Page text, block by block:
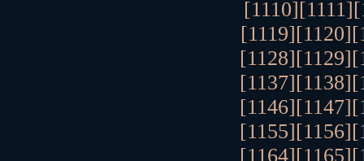
[1110][1111]
[1119][1120]
[1128][1129]
[1137][1138]
[1146][1147]
[1155][1156]
[1164][1165]